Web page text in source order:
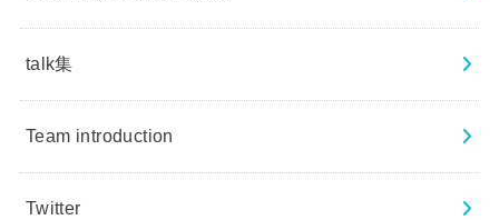
talk集
Team introduction
Twitter